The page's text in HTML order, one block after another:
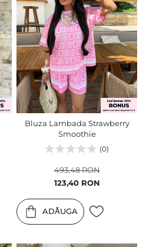
Bluza Lambada Strawberry
Smoothie
(0)
Pret
123,40 RON
493,48 RON
ADĂUGA